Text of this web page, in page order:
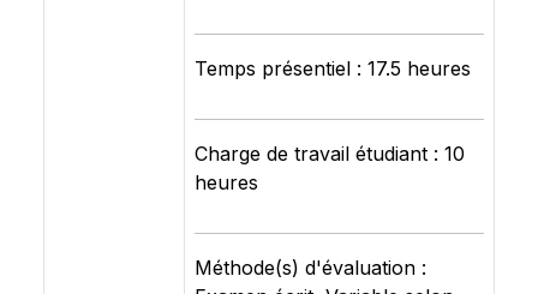
Temps présentiel : 17.5 heures
Charge de travail étudiant : 10
heures
Méthode(s) d'évaluation :